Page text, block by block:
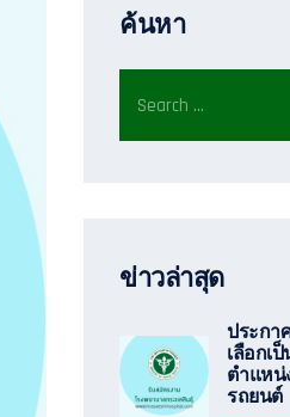
ค้นหา
ข่าวล่าสุด
ประกา
เลือกเ
ตำแหน่
รถยน